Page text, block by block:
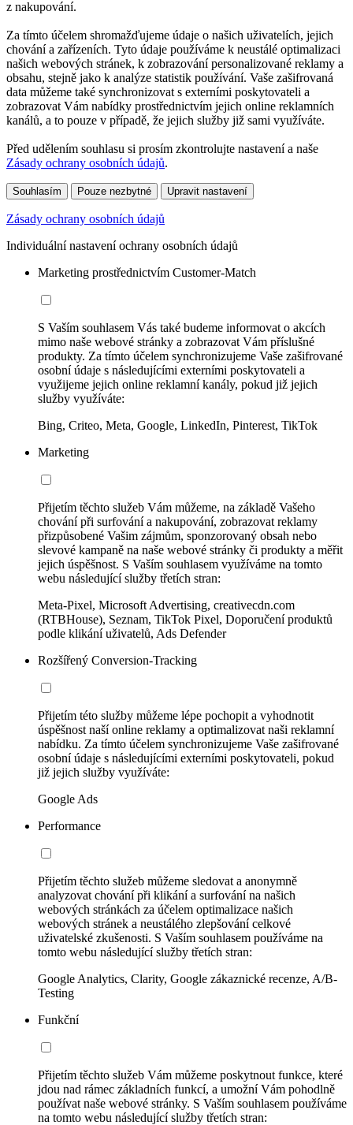
z nakupování.
Za tímto účelem shromažďujeme údaje o našich uživatelích, jejich
chování a zařízeních. Tyto údaje používáme k neustálé optimalizaci
našich webových stránek, k zobrazování personalizované reklamy a
obsahu, stejně jako k analýze statistik používání. Vaše zašifrovaná
data můžeme také synchronizovat s externími poskytovateli a
zobrazovat Vám nabídky prostřednictvím jejich online reklamních
kanálů, a to pouze v případě, že jejich služby již sami využíváte.
Před udělením souhlasu si prosím zkontrolujte nastavení a naše
Zásady ochrany osobních údajů.
Souhlasím Pouze nezbytné Upravit nastavení
Zásady ochrany osobních údajů
Individuální nastavení ochrany osobních údajů
Marketing prostřednictvím Customer-Match
S Vaším souhlasem Vás také budeme informovat o akcích
mimo naše webové stránky a zobrazovat Vám příslušné
produkty. Za tímto účelem synchronizujeme Vaše zašifrované
osobní údaje s následujícími externími poskytovateli a
využijeme jejich online reklamní kanály, pokud již jejich
služby využíváte:
Bing, Criteo, Meta, Google, LinkedIn, Pinterest, TikTok
Marketing
Přijetím těchto služeb Vám můžeme, na základě Vašeho
chování při surfování a nakupování, zobrazovat reklamy
přizpůsobené Vašim zájmům, sponzorovaný obsah nebo
slevové kampaně na naše webové stránky či produkty a měřit
jejich úspěšnost. S Vaším souhlasem využíváme na tomto
webu následující služby třetích stran:
Meta-Pixel, Microsoft Advertising, creativecdn.com
(RTBHouse), Seznam, TikTok Pixel, Doporučení produktů
podle klikání uživatelů, Ads Defender
Rozšířený Conversion-Tracking
Přijetím této služby můžeme lépe pochopit a vyhodnotit
úspěšnost naší online reklamy a optimalizovat naši reklamní
nabídku. Za tímto účelem synchronizujeme Vaše zašifrované
osobní údaje s následujícími externími poskytovateli, pokud
již jejich služby využíváte:
Google Ads
Performance
Přijetím těchto služeb můžeme sledovat a anonymně
analyzovat chování při klikání a surfování na našich
webových stránkách za účelem optimalizace našich
webových stránek a neustálého zlepšování celkové
uživatelské zkušenosti. S Vaším souhlasem používáme na
tomto webu následující služby třetích stran:
Google Analytics, Clarity, Google zákaznické recenze, A/B-
Testing
Funkční
Přijetím těchto služeb Vám můžeme poskytnout funkce, které
jdou nad rámec základních funkcí, a umožní Vám pohodlně
používat naše webové stránky. S Vaším souhlasem používáme
na tomto webu následující služby třetích stran: